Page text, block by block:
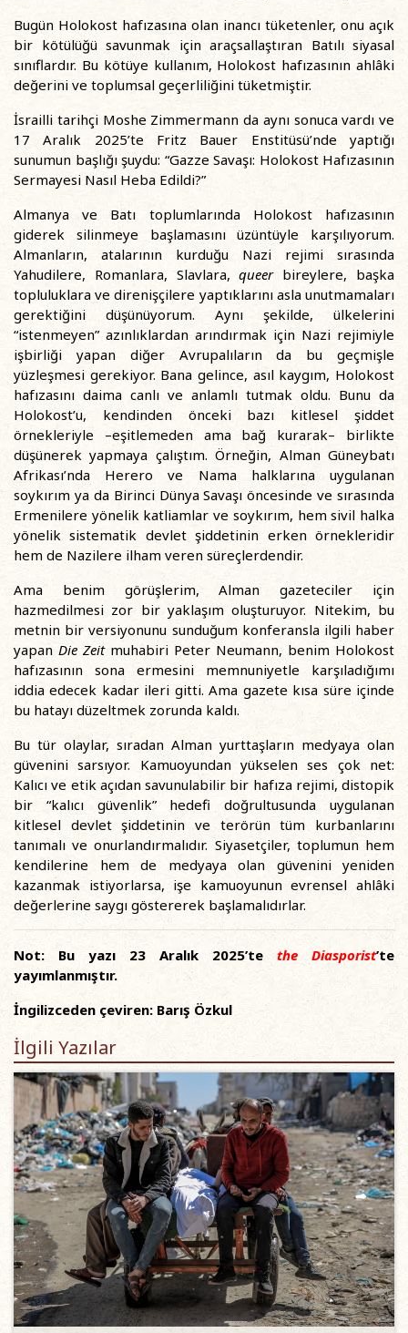
Bugün Holokost hafızasına olan inancı tüketenler, onu açık
bir kötülüğü savunmak için araçsallaştıran Batılı siyasal
sınıflardır. Bu kötüye kullanım, Holokost hafızasının ahlâki
değerini ve toplumsal geçerliliğini tüketmiştir.
İsrailli tarihçi Moshe Zimmermann da aynı sonuca vardı ve
17 Aralık 2025’te Fritz Bauer Enstitüsü’nde yaptığı
sunumun başlığı şuydu: “Gazze Savaşı: Holokost Hafızasının
Sermayesi Nasıl Heba Edildi?”
Almanya ve Batı toplumlarında Holokost hafızasının
giderek silinmeye başlamasını üzüntüyle karşılıyorum.
Almanların, atalarının kurduğu Nazi rejimi sırasında
Yahudilere, Romanlara, Slavlara,queer bireylere, başka
topluluklara ve direnişçilere yaptıklarını asla unutmamaları
gerektiğini düşünüyorum. Aynı şekilde, ülkelerini
“istenmeyen” azınlıklardan arındırmak için Nazi rejimiyle
işbirliği yapan diğer Avrupalıların da bu geçmişle
yüzleşmesi gerekiyor. Bana gelince, asıl kaygım, Holokost
hafızasını daima canlı ve anlamlı tutmak oldu. Bunu da
Holokost’u, kendinden önceki bazı kitlesel şiddet
örnekleriyle –eşitlemeden ama bağ kurarak– birlikte
düşünerek yapmaya çalıştım. Örneğin, Alman Güneybatı
Afrikası’nda Herero ve Nama halklarına uygulanan
soykırım ya da Birinci Dünya Savaşı öncesinde ve sırasında
Ermenilere yönelik katliamlar ve soykırım, hem sivil halka
yönelik sistematik devlet şiddetinin erken örnekleridir
hem de Nazilere ilham veren süreçlerdendir.
Ama benim görüşlerim, Alman gazeteciler için
hazmedilmesi zor bir yaklaşım oluşturuyor. Nitekim, bu
metnin bir versiyonunu sunduğum konferansla ilgili haber
yapan Die Zeitmuhabiri Peter Neumann, benim Holokost
hafızasının sona ermesini memnuniyetle karşıladığımı
iddia edecek kadar ileri gitti. Ama gazete kısa süre içinde
bu hatayı düzeltmek zorunda kaldı.
Bu tür olaylar, sıradan Alman yurttaşların medyaya olan
güvenini sarsıyor. Kamuoyundan yükselen ses çok net:
Kalıcı ve etik açıdan savunulabilir bir hafıza rejimi, distopik
bir “kalıcı güvenlik” hedefi doğrultusunda uygulanan
kitlesel devlet şiddetinin ve terörün tüm kurbanlarını
tanımalı ve onurlandırmalıdır. Siyasetçiler, toplumun hem
kendilerine hem de medyaya olan güvenini yeniden
kazanmak istiyorlarsa, işe kamuoyunun evrensel ahlâki
değerlerine saygı göstererek başlamalıdırlar.
Not: Bu yazı 23 Aralık 2025’te the Diasporist’te
yayımlanmıştır.
İngilizceden çeviren: Barış Özkul
İlgili Yazılar